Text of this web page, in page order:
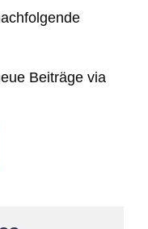
Beiträge via